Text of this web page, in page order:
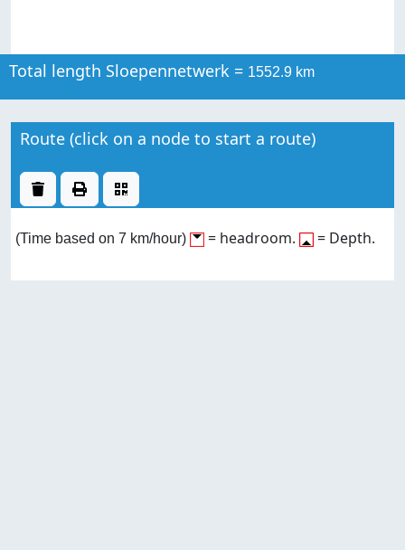
Total length Sloepennetwerk = 1552.9 km
Route (click on a node to start a route)
(Time based on 7 km/hour) = headroom. = Depth.